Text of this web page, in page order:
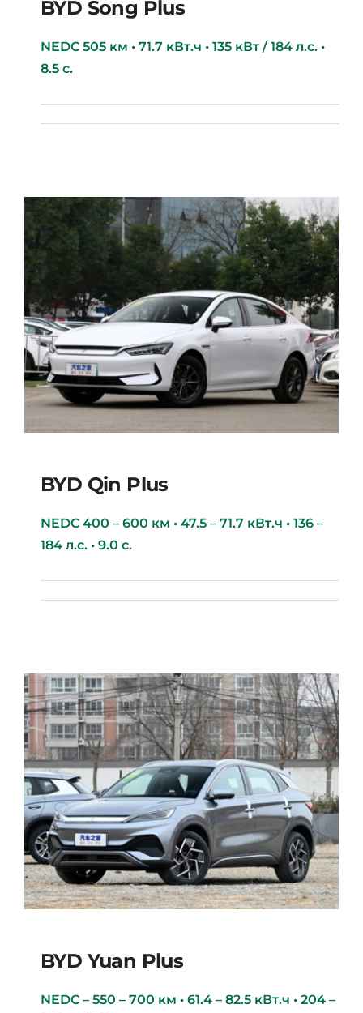
BYD Song Plus
NEDC 505 км • 71.7 кВт.ч • 135 кВт / 184 л.с. •
8.5 с.
BYD Qin Plus
BYD Qin Plus
NEDC 400 – 600 км • 47.5 – 71.7 кВт.ч • 136 –
184 л.с. • 9.0 с.
BYD Yuan Plus
NEDC – 550 – 700 км • 61.4 – 82.5 кВт.ч • 204 –